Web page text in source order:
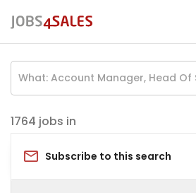
jobs in
Subscribe to this search